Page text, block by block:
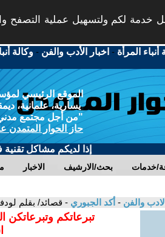
خدمة لكم ولتسهيل عملية التصفح
أنباء المرأة - اخبار الأدب والفن -وكالة
الموقع الرئيسي
يسارية، علمانية،
"من أجل مجتمع مدني
حاز الحوار المتمدن
إذا لديكم مشاكل تقنية
الاخبار بحث/الارشيف خدمات
الادب والفن - أكد الجبوري - قصائد/ بقلم
تبرعاتكم وتبرعاتكن